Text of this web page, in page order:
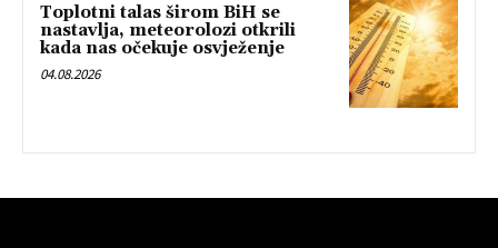
Toplotni talas širom BiH se
nastavlja, meteorolozi otkrili
kada nas očekuje osvježenje
04.08.2026